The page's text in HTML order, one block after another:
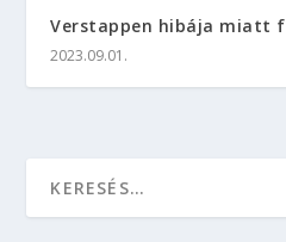
Verstappen hibája miatt
2023.09.01.